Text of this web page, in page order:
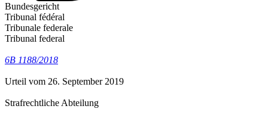
Bundesgericht
Tribunal fédéral
Tribunale federale
Tribunal federal
6B 1188/2018
Urteil vom 26. September 2019
Strafrechtliche Abteilung